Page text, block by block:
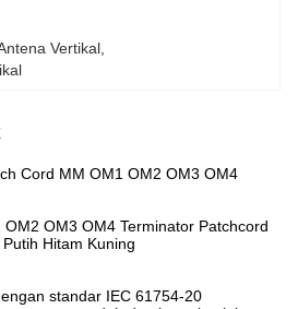
Vertikal
Cord MM OM1 OM2 OM3 OM4
OM2 OM3 OM4 Terminator Patchcord
Hitam Kuning
standar IEC 61754-20